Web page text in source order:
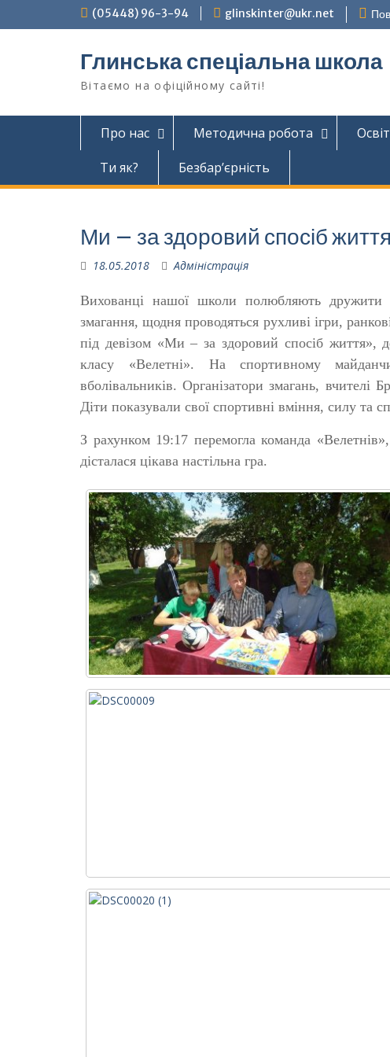
(05448) 96-3-94 glinskinter@ukr.net
Глинська спеціальна школа
Вітаємо на офіційному сайті!
Про нас Методична робота
Ти як?
Безбар’єрність
Ми – за здоровий спосіб життя
18.05.2018 Адміністрація
Вихованці нашої школи полюбляють дружити
змагання, щодня проводяться рухливі ігри,
під девізом «Ми – за здоровий спосіб життя»,
класу «Велетні». На спортивному
вболівальників. Організатори змагань,
Діти показували свої спортивні вміння, силу та
З рахунком 19:17 перемогла команда
дісталася цікава настільна гра.